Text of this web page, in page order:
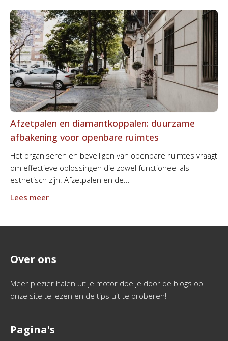
Afzetpalen en diamantkoppalen: duurzame
afbakening voor openbare ruimtes
Het organiseren en beveiligen van openbare ruimtes vraagt
om effectieve oplossingen die zowel functioneel als
esthetisch zijn. Afzetpalen en de...
Lees meer
Over ons
Meer plezier halen uit je motor doe je door de blogs op
onze site te lezen en de tips uit te proberen!
Pagina's